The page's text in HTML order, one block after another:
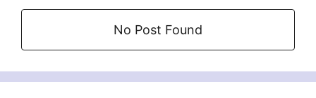
No Post Found